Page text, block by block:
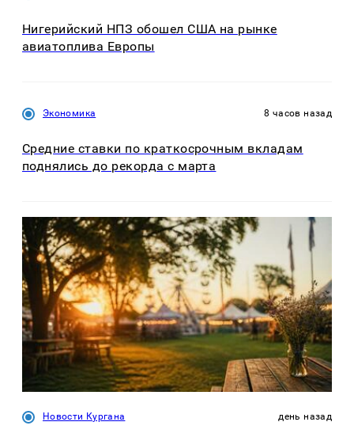
Нигерийский НПЗ обошел США на рынке
авиатоплива Европы
Экономика 8 часов назад
Средние ставки по краткосрочным вкладам
поднялись до рекорда с марта
Новости Кургана день назад